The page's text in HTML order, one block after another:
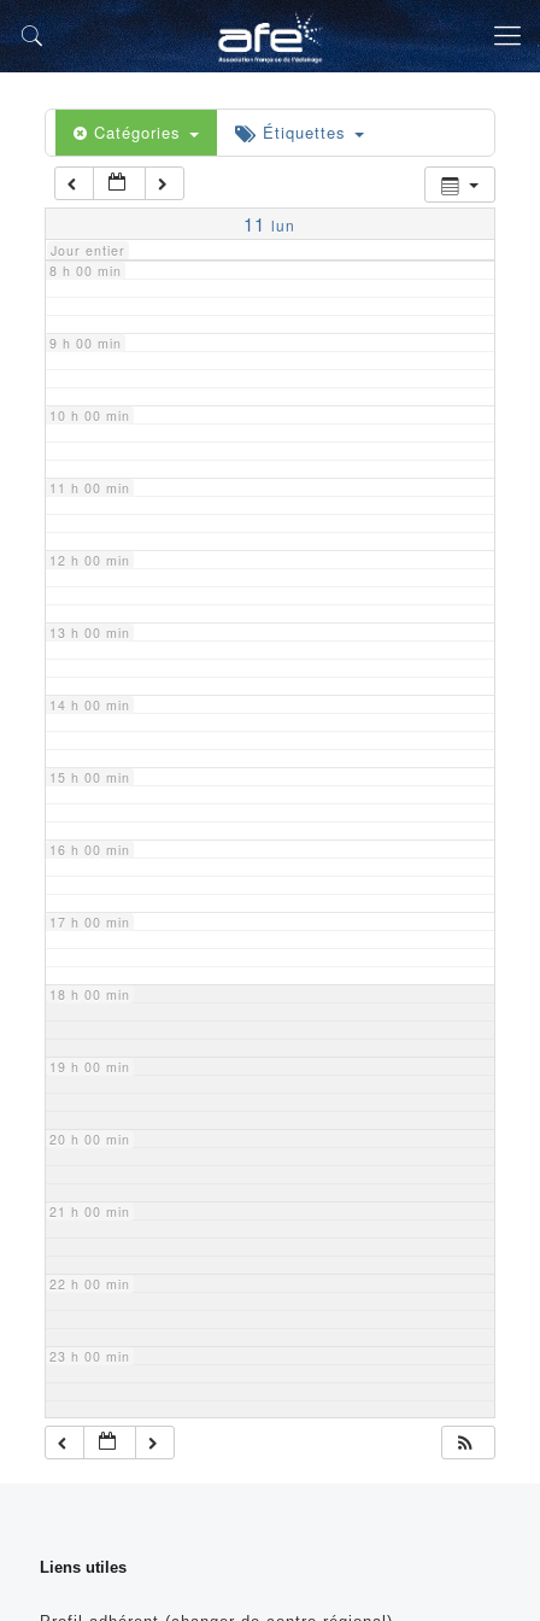
Catégories Étiquettes
11 lun
Jour entier
5 h 00 min
6 h 00 min
7 h 00 min
8 h 00 min
9 h 00 min
10 h 00 min
11 h 00 min
12 h 00 min
13 h 00 min
14 h 00 min
15 h 00 min
16 h 00 min
17 h 00 min
18 h 00 min
19 h 00 min
20 h 00 min
21 h 00 min
22 h 00 min
23 h 00 min
Liens utiles